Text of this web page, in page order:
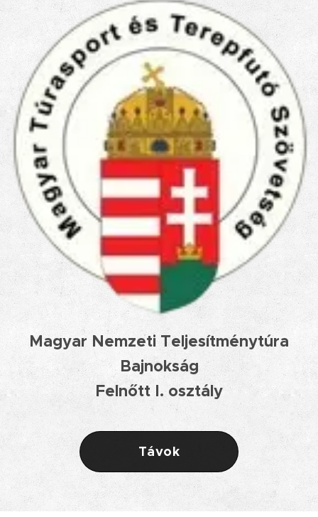
Magyar Nemzeti Teljesítménytúra
Bajnokság
Felnőtt I. osztály
Távok